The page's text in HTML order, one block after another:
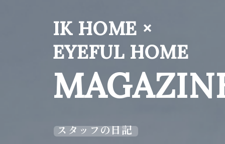
IK HOME ×
EYEFUL HOME
スタッフの日記